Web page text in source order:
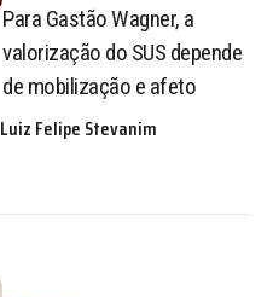
Para Gastão Wagner, a
valorização do SUS depende
de mobilização e afeto
Luiz Felipe Stevanim